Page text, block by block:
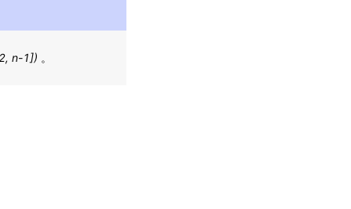
n-1]) 。